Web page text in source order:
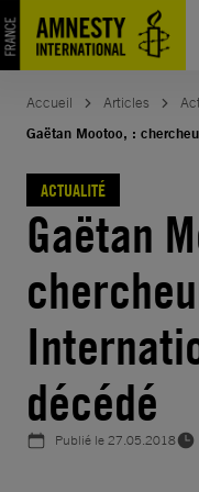
Aller
au
contenu
Accueil Articles
Gaëtan Mootoo, :
ACTUALITÉ
Gaëtan
décédé
Publié le27.05.2018